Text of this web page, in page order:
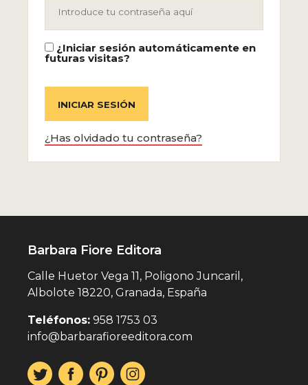
¿Iniciar sesión automáticamente en
futuras visitas?
¿Has olvidado tu contraseña?
Barbara Fiore Editora
Calle Huetor Vega 11, Poligono Juncaril,
Albolote 18220, Granada, España
Teléfonos: 958 1753 03
info@barbarafioreeditora.com